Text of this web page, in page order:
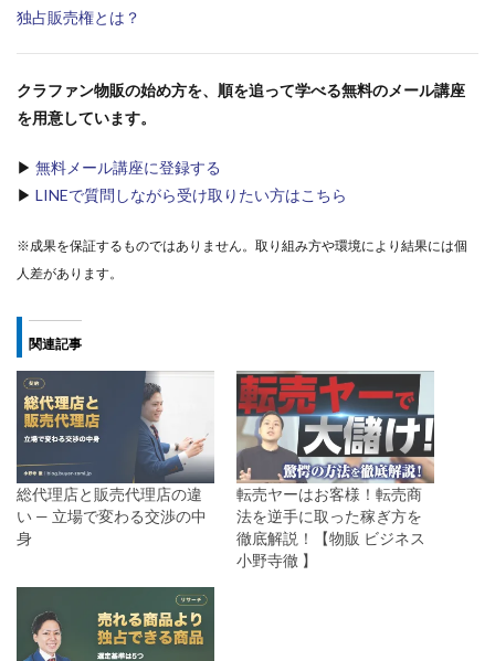
独占販売権とは？
クラファン物販の始め方を、順を追って学べる無料のメール講座
を用意しています。
▶ 無料メール講座に登録する
▶ LINEで質問しながら受け取りたい方はこちら
※成果を保証するものではありません。取り組み方や環境により結果には個
人差があります。
関連記事
総代理店と販売代理店の違
い — 立場で変わる交渉の中
身
転売ヤーはお客様！転売商
法を逆手に取った稼ぎ方を
徹底解説！【物販 ビジネス
小野寺徹 】